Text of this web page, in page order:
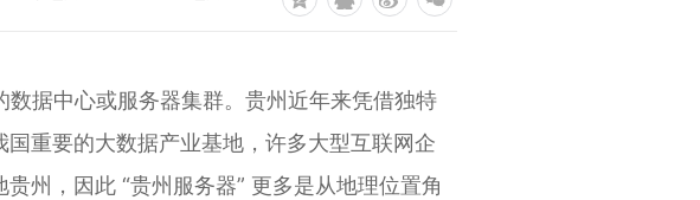
数据中心或服务器集群。贵州近年来凭借独特
重要的大数据产业基地，许多大型互联网企
州，因此 “贵州服务器” 更多是从地理位置角